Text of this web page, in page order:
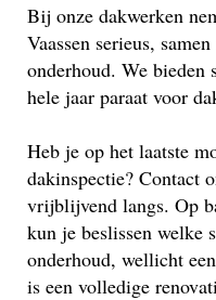
Bij onze dakwerken
Vaassen serieus,
onderhoud. We bieden
hele jaar paraat voor
Heb je op het laatste
dakinspectie? Contact
vrijblijvend langs. Op
kun je beslissen welke
onderhoud, wellicht
is een volledige